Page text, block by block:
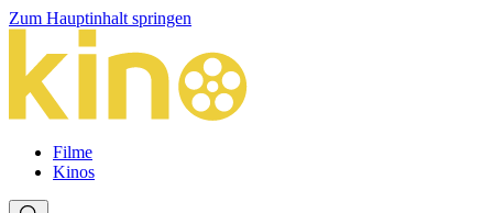
Zum Hauptinhalt springen
Filme
Kinos